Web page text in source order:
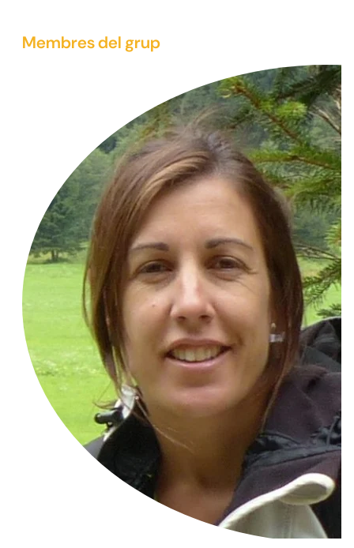
Membres del grup